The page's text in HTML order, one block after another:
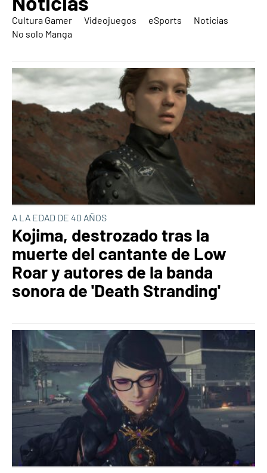
Cultura Gamer Videojuegos eSports
Noticias
No solo Manga
A LA EDAD DE 40 AÑOS
Kojima, destrozado tras la
muerte del cantante de Low
Roar y autores de la banda
sonora de 'Death Stranding'